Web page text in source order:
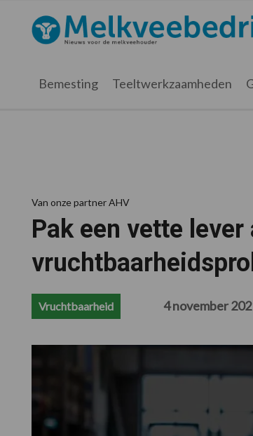
hoofdnavigatie
hoofd
eerste
voettekst
Melkveebedrijf.nl
Bemesting Teeltwerkzaamheden
Van onze partner AHV
Pak een vette
Vruchtbaarheid 4 november